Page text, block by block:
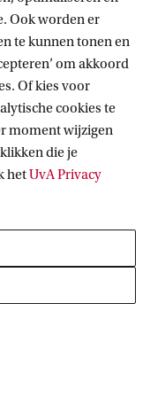
Ook worden er
te kunnen tonen en
om akkoord
Of kies voor
cookies te
moment wijzigen
die je
hetUvA Privacy